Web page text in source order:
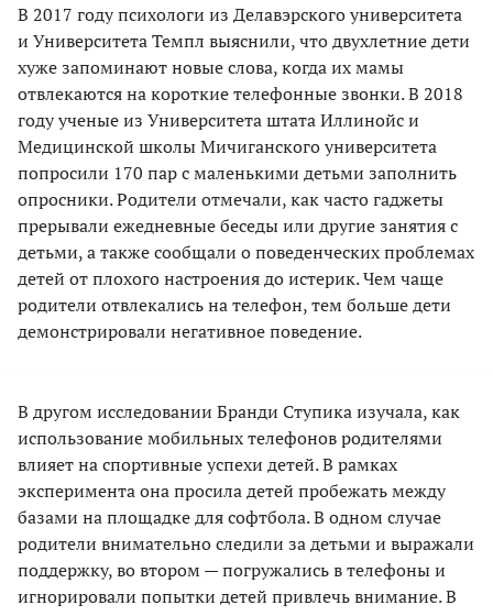
В 2017 году психологи из Делавэрского университета
и Университета Темпл выяснили, что двухлетние дети
хуже запоминают новые слова, когда их мамы
отвлекаются на короткие телефонные звонки. В 2018
году ученые из Университета штата Иллинойс и
Медицинской школы Мичиганского университета
попросили 170 пар с маленькими детьми заполнить
опросники. Родители отмечали, как часто гаджеты
прерывали ежедневные беседы или другие занятия с
детьми, а также сообщали о поведенческих проблемах
детей от плохого настроения до истерик. Чем чаще
родители отвлекались на телефон, тем больше дети
демонстрировали негативное поведение.
В другом исследовании Бранди Ступика изучала, как
использование мобильных телефонов родителями
влияет на спортивные успехи детей. В рамках
эксперимента она просила детей пробежать между
базами на площадке для софтбола. В одном случае
родители внимательно следили за детьми и выражали
поддержку, во втором — погружались в телефоны и
игнорировали попытки детей привлечь внимание. В